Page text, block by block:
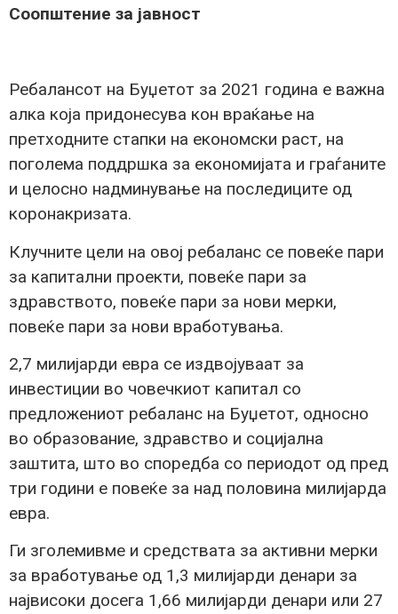
Соопштение за јавност
Ребалансот на Буџетот за 2021 година е важна
алка која придонесува кон враќање на
претходните стапки на економски раст, на
поголема поддршка за економијата и граѓаните
и целосно надминување на последиците од
коронакризата.
Клучните цели на овој ребаланс се повеќе пари
за капитални проекти, повеќе пари за
здравството, повеќе пари за нови мерки,
повеќе пари за нови вработувања.
2,7 милијарди евра се издвојуваат за
инвестиции во човечкиот капитал со
предложениот ребаланс на Буџетот, односно
во образование, здравство и социјална
заштита, што во споредба со периодот од пред
три години е повеќе за над половина милијарда
евра.
Ги зголемивме и средствата за активни мерки
за вработување од 1,3 милијарди денари за
највисоки досега 1,66 милијарди денари или 27